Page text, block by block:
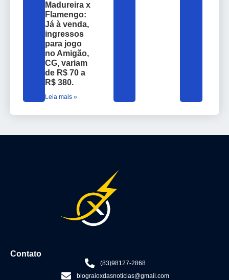
Madureira x
Flamengo:
Já à venda,
ingressos
para jogo
no Amigão,
CG, variam
de R$ 70 a
R$ 380.
Leia mais »
Contato
(83)98127-2868
blograioxdasnoticias@gmail.com